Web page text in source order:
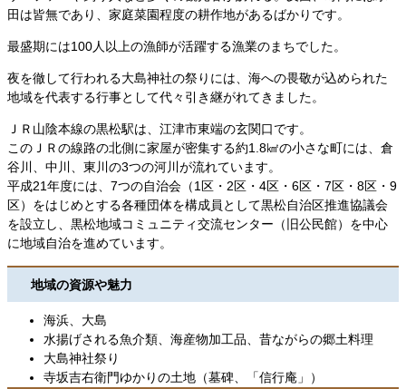
田は皆無であり、家庭菜園程度の耕作地があるばかりです。
最盛期には100人以上の漁師が活躍する漁業のまちでした。
夜を徹して行われる大島神社の祭りには、海への畏敬が込められた
地域を代表する行事として代々引き継がれてきました。
ＪＲ山陰本線の黒松駅は、江津市東端の玄関口です。
このＪＲの線路の北側に家屋が密集する約1.8㎢の小さな町には、倉
谷川、中川、東川の3つの河川が流れています。
平成21年度には、7つの自治会（1区・2区・4区・6区・7区・8区・9
区）をはじめとする各種団体を構成員として黒松自治区推進協議会
を設立し、黒松地域コミュニティ交流センター（旧公民館）を中心
に地域自治を進めています。
地域の資源や魅力
海浜、大島
水揚げされる魚介類、海産物加工品、昔ながらの郷土料理
大島神社祭り
寺坂吉右衛門ゆかりの土地（墓碑、「信行庵」）